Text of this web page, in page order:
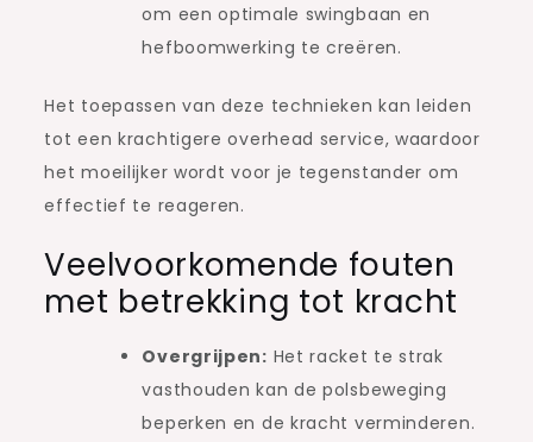
om een optimale swingbaan en
hefboomwerking te creëren.
Het toepassen van deze technieken kan leiden
tot een krachtigere overhead service, waardoor
het moeilijker wordt voor je tegenstander om
effectief te reageren.
Veelvoorkomende fouten
met betrekking tot kracht
Overgrijpen: Het racket te strak
vasthouden kan de polsbeweging
beperken en de kracht verminderen.